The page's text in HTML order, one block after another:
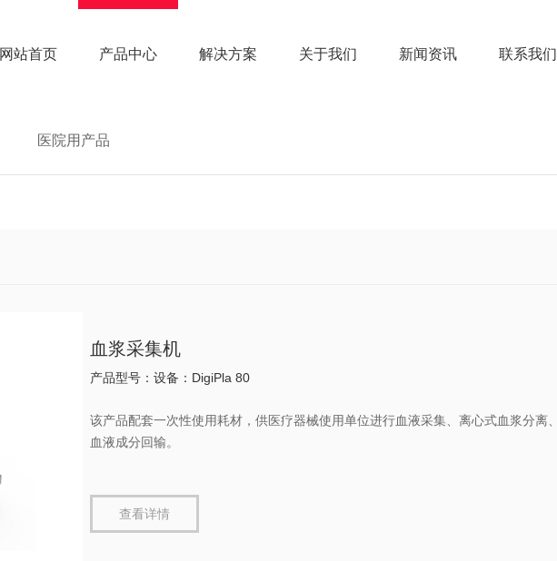
网站首页 产品中心 解决方案 关于我们 新闻资讯 联系我们
医院用产品
血浆采集机
产品型号：设备：DigiPla 80
该产品配套一次性使用耗材，供医疗器械使用单位进行血液采集、离心式血浆分离、
血液成分回输。
查看详情